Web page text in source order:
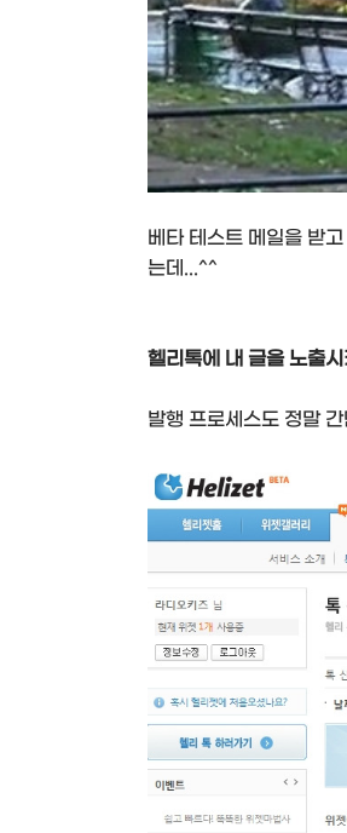
베타 테스트 메일을 받
는데...^^
헬리톡에 내 글을 노출
발행 프로세스도 정말